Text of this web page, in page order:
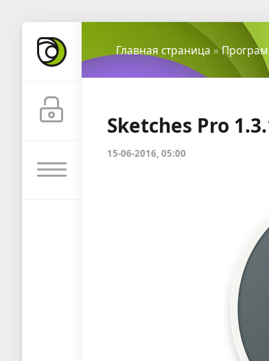
Главная страница »
Sketches Pro
15-06-2016, 05:00